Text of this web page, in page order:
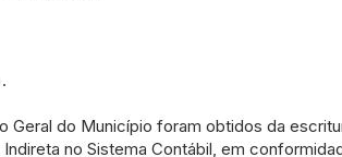
Geral do Município foram obtidos da
no Sistema Contábil, em